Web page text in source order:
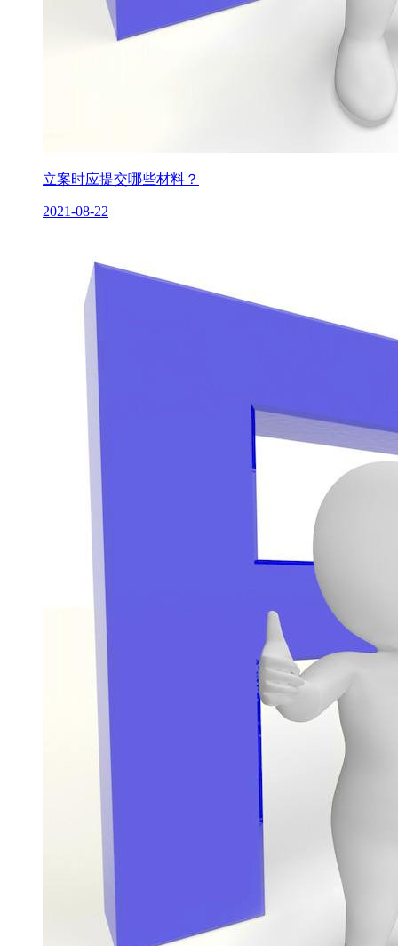
立案时应提交哪些材料？
2021-08-22